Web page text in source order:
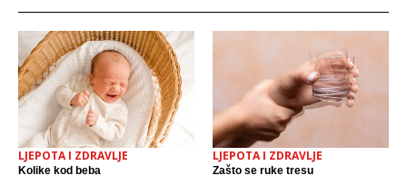
LJEPOTA I ZDRAVLJE
Kolike kod beba
LJEPOTA I ZDRAVLJE
Zašto se ruke tresu